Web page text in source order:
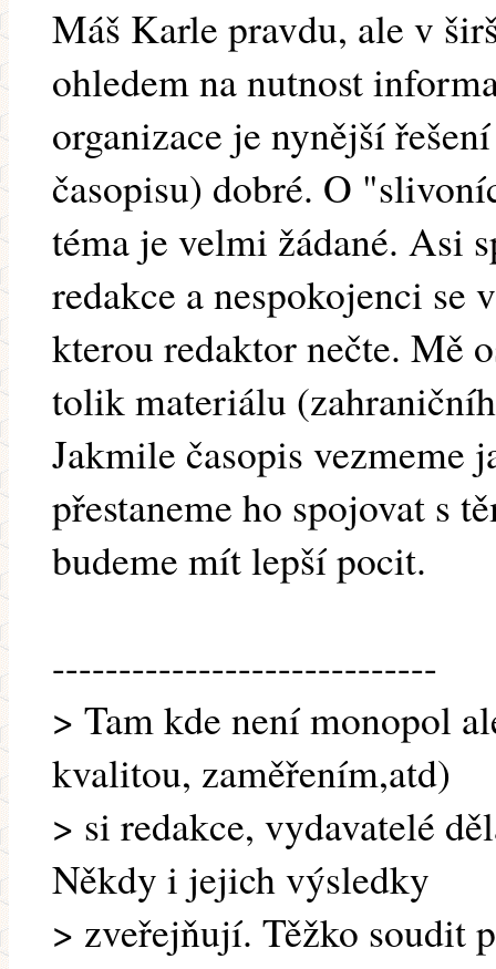
Máš Karle pravdu, ale v
ohledem na nutnost
organizace je nynější
časopisu) dobré. O
téma je velmi žádané. Asi
redakce a nespokojenci
kterou redaktor nečte. Mě
tolik materiálu
Jakmile časopis vezmeme
přestaneme ho spojovat s
budeme mít lepší pocit.
-----------------------------
> Tam kde není monopol
kvalitou, zaměřením,atd)
> si redakce, vydavatelé
Někdy i jejich výsledky
> zveřejňují. Těžko soudit